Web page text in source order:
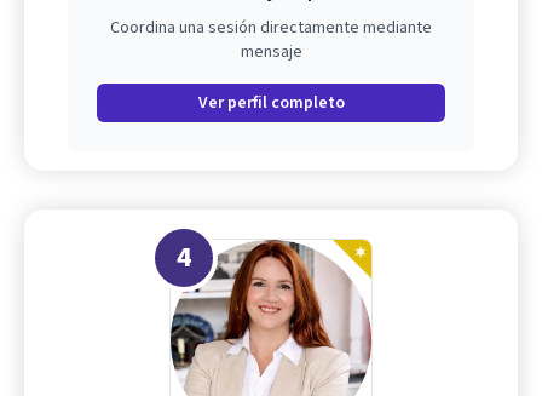
Coordina una sesión directamente mediante
mensaje
Ver perfil completo
4